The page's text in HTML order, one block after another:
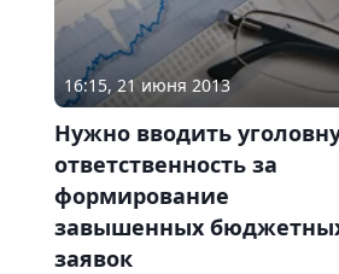
16:15, 21 июня 2013
Нужно вводить
ответственность за
формирование
завышенных
заявок